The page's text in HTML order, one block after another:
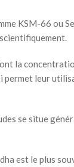
KSM-66 ou
la
permet leur
se situe
est le plus